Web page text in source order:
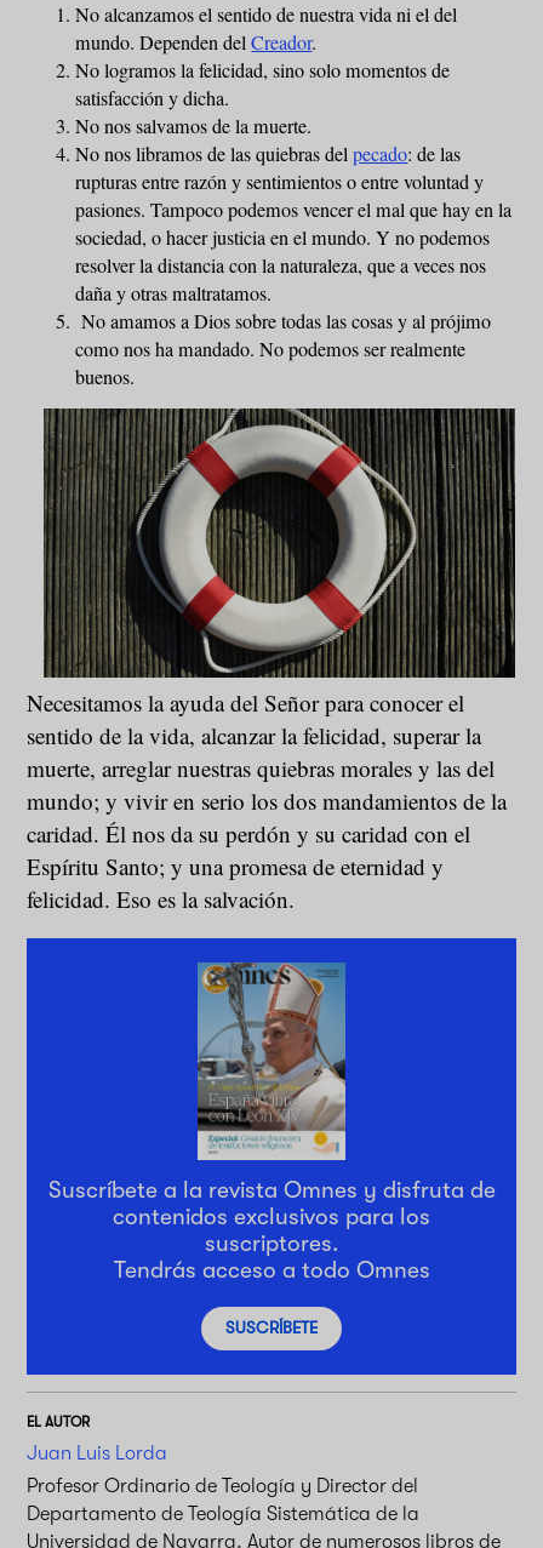
No alcanzamos el sentido de nuestra vida ni el del
mundo. Dependen delCreador.
No logramos la felicidad, sino solo momentos de
satisfacción y dicha.
No nos salvamos de la muerte.
No nos libramos de las quiebras delpecado: de las
rupturas entre razón y sentimientos o entre voluntad y
pasiones. Tampoco podemos vencer el mal que hay en la
sociedad, o hacer justicia en el mundo. Y no podemos
resolver la distancia con la naturaleza, que a veces nos
daña y otras maltratamos.
No amamos a Dios sobre todas las cosas y al prójimo
como nos ha mandado. No podemos ser realmente
buenos.
Necesitamos la ayuda del Señor para conocer el
sentido de la vida, alcanzar la felicidad, superar la
muerte, arreglar nuestras quiebras morales y las del
mundo; y vivir en serio los dos mandamientos de la
caridad. Él nos da su perdón y su caridad con el
Espíritu Santo; y una promesa de eternidad y
felicidad. Eso es la salvación.
Suscríbete a la revista Omnes y disfruta de
contenidos exclusivos para los
suscriptores.
Tendrás acceso a todo Omnes
SUSCRÍBETE
EL AUTOR
Juan Luis Lorda
Profesor Ordinario de Teología y Director del
Departamento de Teología Sistemática de la
Universidad de Navarra. Autor de numerosos libros de